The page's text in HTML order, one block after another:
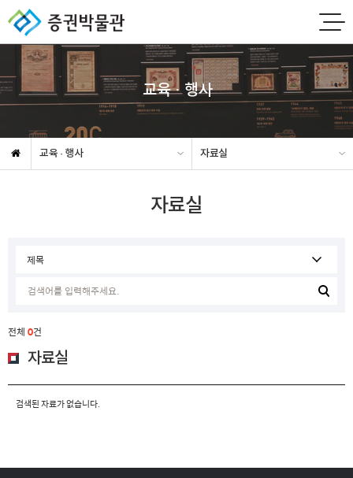
교육 · 행사
교육 · 행사 자료실
자료실
전체 0건
자료실
검색된 자료가 없습니다.